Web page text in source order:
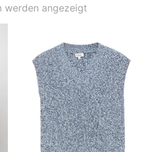
werden angezeigt